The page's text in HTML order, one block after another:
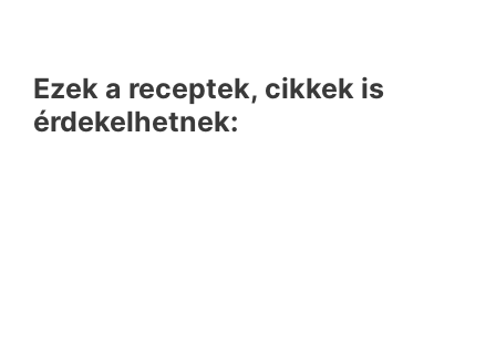
Ezek a receptek, cikkek is
érdekelhetnek: